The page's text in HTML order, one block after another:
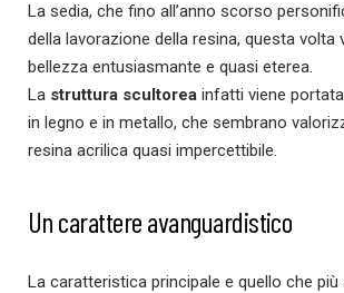
La sedia, che fino all’anno scorso
della lavorazione della resina, questa volta
bellezza entusiasmante e quasi eterea.
La struttura scultorea infatti viene
in legno e in metallo, che sembrano
resina acrilica quasi impercettibile.
Un carattere avanguardistico
La caratteristica principale e quello che